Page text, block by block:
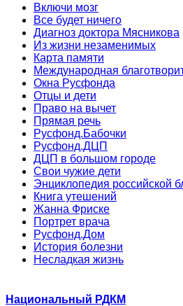
Включи мозг
Все будет ничего
Диагноз доктора Мясникова
Из жизни незаменимых
Карта памяти
Международная
Окна Русфонда
Отцы и дети
Право на вычет
Прямая речь
Русфонд.Бабочки
Русфонд.ДЦП
ДЦП в большом городе
Свои чужие дети
Энциклопедия российской
Книга утешений
Жанна Фриске
Портрет врача
Русфонд.Дом
История болезни
Несладкая жизнь
Национальный РДКМ